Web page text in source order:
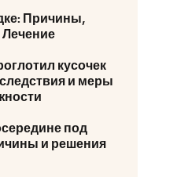
Причины,
кусочек
и меры
под
и решения